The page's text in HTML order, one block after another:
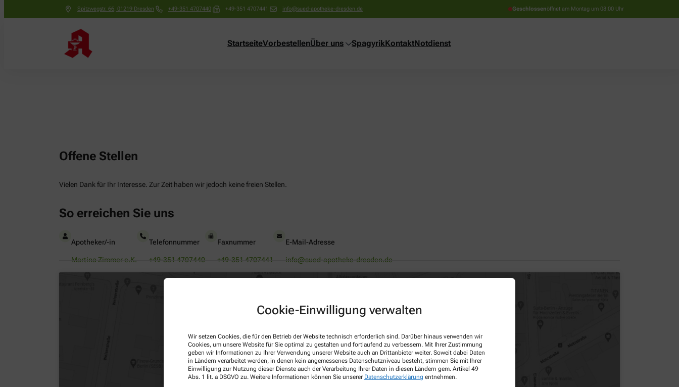
Cookie-Einwilligung verwalten
Wir setzen Cookies, die für den Betrieb der Website technisch erforderlich sind. Darüber hinaus verwenden wir
Cookies, um unsere Website für Sie optimal zu gestalten und fortlaufend zu verbessern. Mit Ihrer Zustimmung
geben wir Informationen zu Ihrer Verwendung unserer Website auch an Drittanbieter weiter. Soweit dabei Daten
in Ländern verarbeitet werden, in denen kein angemessenes Datenschutzniveau besteht, stimmen Sie mit Ihrer
Einwilligung zur Nutzung dieser Dienste auch der Verarbeitung Ihrer Daten in diesen Ländern gem. Artikel 49
Abs. 1 lit. a DSGVO zu. Weitere Informationen können Sie unserer Datenschutzerklärung entnehmen.
Spitzwegstr. 66, 01219 Dresden +49-351 4707440 +49-351 4707441 info@sued-apotheke-dresden.de Geschlossenöffnet am Montag um 08:00 Uhr
StartseiteVorbestellenÜber uns SpagyrikKontaktNotdienst
Offene Stellen
Vielen Dank für Ihr Interesse. Zur Zeit haben wir jedoch keine freien Stellen.
So erreichen Sie uns
Apotheker/-in
Martina Zimmer e.K.
Telefonnummer
+49-351 4707440
Faxnummer
+49-351 4707441
E-Mail-Adresse
info@sued-apotheke-dresden.de
Süd-Apotheke, Spitzwegstr. 66, 01219 Dresden
Mit dem Laden der Karte stimmen Sie den
Datenschutzbestimmungen von Google zu.
Klicken Sie auf „Karte Laden“, um Google